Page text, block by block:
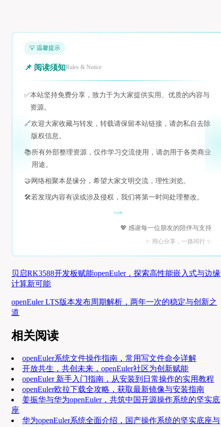
💡 温馨提示
📌 阅读须知Rules & Notice
✅本站坚持免费分享，致力于为大家提供实用、优质的内容与
资源。
🔗欢迎大家收藏与转发，转载请保留本站链接，请勿私自去除
版权信息。
📚所有外部整理资源，仅作学习交流使用，请勿用于各类商业
用途。
🤝 网络相聚本是缘分，希望大家文明交流，理性浏览。
🛠️若发现内容有误或涉及侵权，我们将第一时间处理整改。
💖 感谢每一位朋友的陪伴与支持
✨ 用心分享，一路同行 ✨
贝启RK3588开发板赋能openEuler，探索高性能嵌入式与边缘
计算新可能
openEuler LTS版本发布周期解析，两年一次的稳定与创新之
道
相关阅读
openEuler系统文件操作指南，常用写文件命令详解
开放共生，共创未来，openEuler社区为创新赋能
openEuler 新手入门指南，从安装到日常操作的实用教程
openEuler欧拉下载全攻略，获取最新镜像与安装指南
姜振华与华为openEuler，共筑中国开源操作系统的坚实底
座
华为openEuler系统全面介绍，国产操作系统的坚实底座与